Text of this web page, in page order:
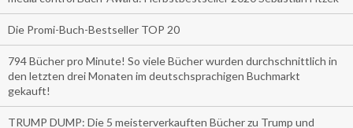
Die Promi-Buch-Bestseller TOP 20
794 Bücher pro Minute! So viele Bücher wurden durchschnittlich in
den letzten drei Monaten im deutschsprachigen Buchmarkt
gekauft!
TRUMP DUMP: Die 5 meisterverkauften Bücher zu Trump und